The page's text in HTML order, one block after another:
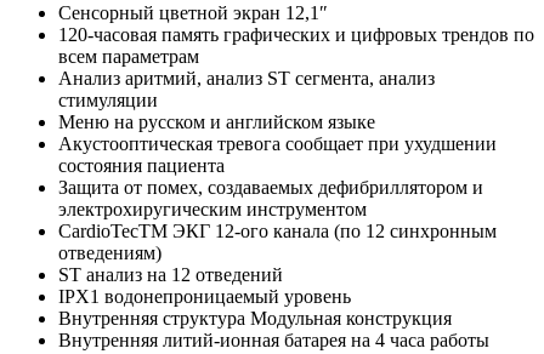
Сенсорный цветной экран 12,1″
120-часовая память графических и цифровых трендов по
всем параметрам
Анализ аритмий, анализ ST сегмента, анализ
стимуляции
Меню на русском и английском языке
Акустооптическая тревога сообщает при ухудшении
состояния пациента
Защита от помех, создаваемых дефибриллятором и
электрохиругическим инструментом
CardioTecTM ЭКГ 12-ого канала (по 12 синхронным
отведениям)
ST анализ на 12 отведений
IPX1 водонепроницаемый уровень
Внутренняя структура Модульная конструкция
Внутренняя литий-ионная батарея на 4 часа работы